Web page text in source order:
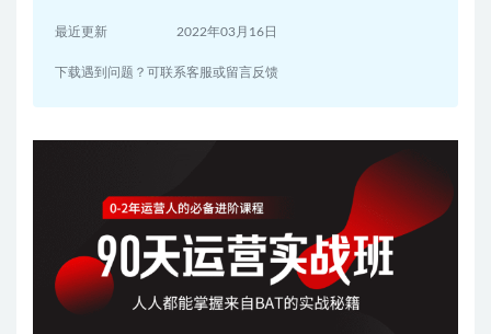
最近更新 2022年03月16日
下载遇到问题？可联系客服或留言反馈